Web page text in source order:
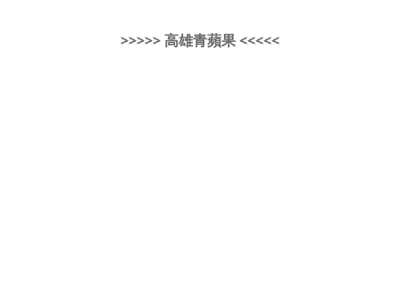
>>>>> 高雄青蘋果 <<<<<